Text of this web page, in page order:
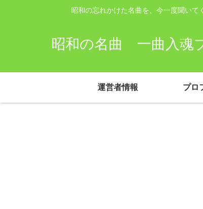
昭和の忘れかけた名曲を、今一度聞いて
昭和の名曲 一曲入魂
運営者情報 プロ